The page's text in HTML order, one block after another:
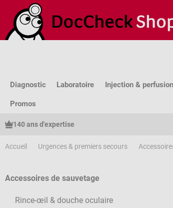
au contenu principal
Passer à la recherche
Passer à la navigation principale
Diagnostic Laboratoire Injection & perfusion
Promos
140 ans d'expertise
Accueil Urgences & premiers secours
Accessoires de sauvetage
Rince-œil & douche oculaire